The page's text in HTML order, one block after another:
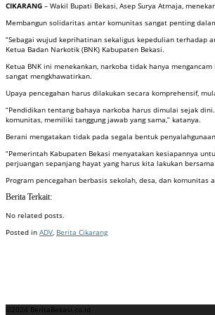
CIKARANG – Wakil Bupati Bekasi, Asep Surya Atmaja,
Membangun solidaritas antar komunitas sangat penting
“Sebagai wujud keprihatinan sekaligus kepedulian terhadap
Ketua Badan Narkotik (BNK) Kabupaten Bekasi.
Ketua BNK ini menekankan, narkoba tidak hanya
sangat mengkhawatirkan.
Upaya pencegahan harus dilakukan secara komprehensif,
“Pendidikan tentang bahaya narkoba harus dimulai sejak
komunitas, memiliki tanggung jawab yang sama,” katanya.
Berani mengatakan tidak pada segala bentuk
“Pemerintah Kabupaten Bekasi menyatakan kesiapannya
perjuangan sepanjang hayat yang harus kita lakukan
Program pencegahan berbasis sekolah, desa, dan
Berita Terkait:
No related posts.
Posted in ADV, Berita Cikarang
©2024 BeritaBekasi.co.id